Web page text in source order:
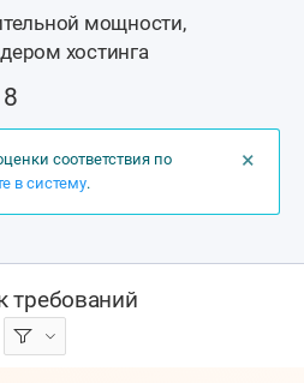
мощности,
хостинга
×
соответствия по
в систему.
требований